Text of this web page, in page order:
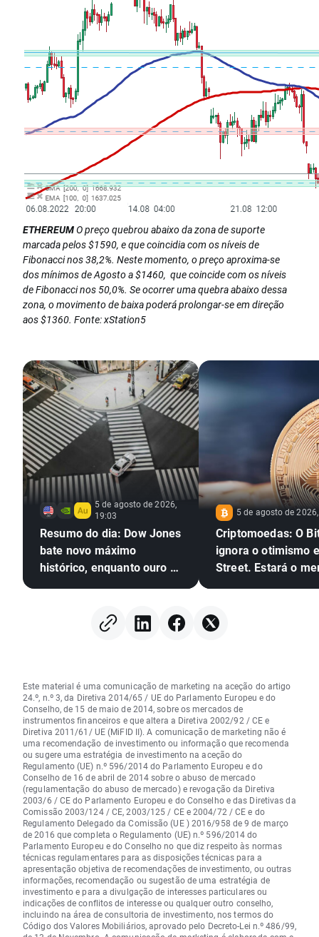
ETHEREUMO preço quebrou abaixo da zona de suporte
marcada pelos $1590, e que coincidia com os níveis de
Fibonacci nos 38,2%. Neste momento, o preço aproxima-se
dos mínimos de Agosto a $1460, que coincide com os níveis
de Fibonacci nos 50,0%. Se ocorrer uma quebra abaixo dessa
zona, o movimento de baixa poderá prolongar-se em direção
aos $1360. Fonte: xStation5
5 de agosto de 2026,
19:03
Resumo do dia: Dow Jones
bate novo máximo
histórico, enquanto ouro e
5 de agosto de
Criptomoedas: O
ignora o otimismo
Street. Estará o
Este material é uma comunicação de marketing na aceção do artigo
24.º, n.º 3, da Diretiva 2014/65 / UE do Parlamento Europeu e do
Conselho, de 15 de maio de 2014, sobre os mercados de
instrumentos financeiros e que altera a Diretiva 2002/92 / CE e
Diretiva 2011/61/ UE (MiFID II). A comunicação de marketing não é
uma recomendação de investimento ou informação que recomenda
ou sugere uma estratégia de investimento na aceção do
Regulamento (UE) n.º 596/2014 do Parlamento Europeu e do
Conselho de 16 de abril de 2014 sobre o abuso de mercado
(regulamentação do abuso de mercado) e revogação da Diretiva
2003/6 / CE do Parlamento Europeu e do Conselho e das Diretivas da
Comissão 2003/124 / CE, 2003/125 / CE e 2004/72 / CE e do
Regulamento Delegado da Comissão (UE ) 2016/958 de 9 de março
de 2016 que completa o Regulamento (UE) n.º 596/2014 do
Parlamento Europeu e do Conselho no que diz respeito às normas
técnicas regulamentares para as disposições técnicas para a
apresentação objetiva de recomendações de investimento, ou outras
informações, recomendação ou sugestão de uma estratégia de
investimento e para a divulgação de interesses particulares ou
indicações de conflitos de interesse ou qualquer outro conselho,
incluindo na área de consultoria de investimento, nos termos do
Código dos Valores Mobiliários, aprovado pelo Decreto-Lei n.º 486/99,